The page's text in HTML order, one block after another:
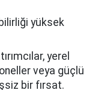
yüksek
yerel
veya güçlü
bir fırsat.